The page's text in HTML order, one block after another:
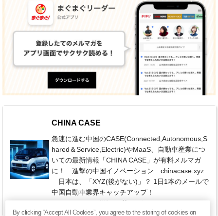
CHINA CASE
急速に進む中国のCASE(Connected,Autonomous,S
hared＆Service,Electric)やMaaS、自動車産業につ
いての最新情報「CHINA CASE」が有料メルマガ
に！ 進撃の中国イノベーション chinacase.xyz
日本は、「XYZ(後がない)」？ 1日1本のメールで
中国自動車業界キャッチアップ！
By clicking “Accept All Cookies”, you agree to the storing of cookies on